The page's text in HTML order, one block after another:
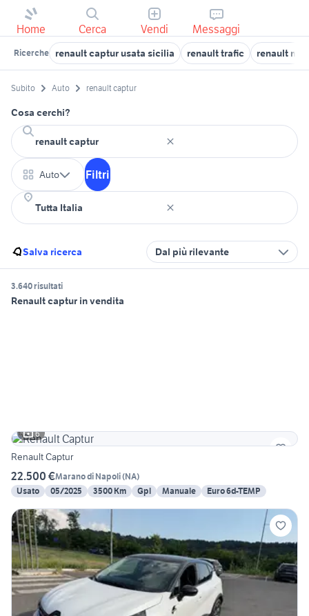
Home Cerca Vendi Messaggi
Ricerche renault captur usata sicilia renault trafic renault
Subito Auto renault captur
Cosa cerchi?
Auto Filtri
Salva ricerca Dal più rilevante
3.640 risultati
Renault captur in vendita
6
Renault Captur
22.500 €Marano di Napoli(NA)
Usato
05/2025 3500 Km Gpl Manuale Euro 6d-TEMP